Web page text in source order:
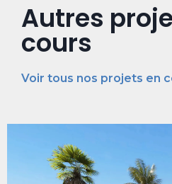
Autres
cours
Voir tous nos projets en